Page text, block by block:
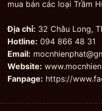
mua bán các loại Trầm
Địa chỉ: 32 Châu Long,
Hotline: 094 866 48 31
Email:
Website:
Fanpage: https://